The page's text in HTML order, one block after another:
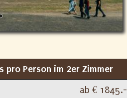
pro Person im 2er Zimmer
ab € 1845.-